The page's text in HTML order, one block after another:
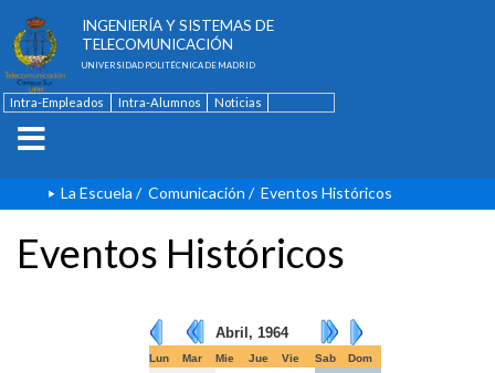
INGENIERÍA Y SISTEMAS DE
TELECOMUNICACIÓN
UNIVERSIDAD POLITÉCNICA DE MADRID
Intra-Empleados Intra-Alumnos
Noticias
La Escuela / Comunicación / Eventos Históricos
Eventos Históricos
Abril, 1964
Lun Mar Mie Jue Vie Sab
Dom